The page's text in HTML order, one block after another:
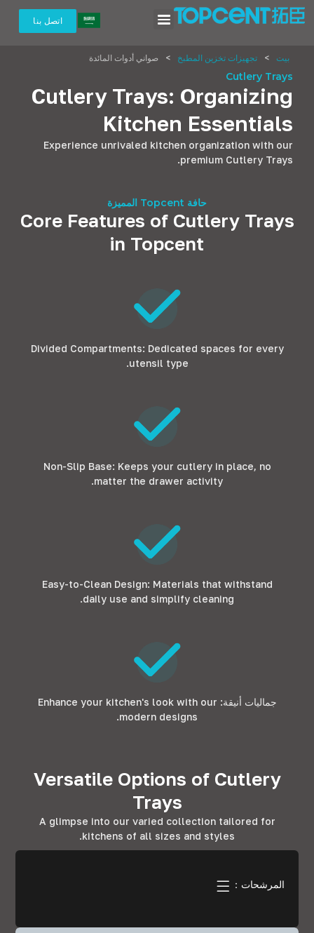
اتصل بنا
بيت > تجهيزات تخزين المطبخ > صواني أدوات المائدة
Cutlery Trays
Cutlery Trays:Organizing
Kitchen Essentials
Experience unrivaled kitchen organization with our
premium Cutlery Trays
.
حافة Topcent المميزة
Core Features of Cutlery Trays
in Topcent
Divided Compartments :Dedicated spaces for every
utensil type
.
Non-Slip Base :Keeps your cutlery in place ,no
matter the drawer activity
.
Easy-to-Clean Design :Materials that withstand
daily use and simplify cleaning
.
جماليات أنيقة: Enhance your kitchen's look with our
modern designs
.
Versatile Options of Cutlery
Trays
A glimpse into our varied collection tailored for
kitchens of all sizes and styles
.
المرشحات：